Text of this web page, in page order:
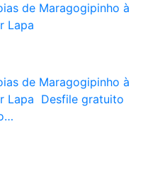
de Maragogipinho à
Lapa
de Maragogipinho à
Lapa Desfile gratuito